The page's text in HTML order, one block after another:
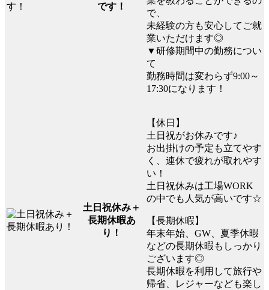
です！
で、
未経験の方も安心してご就
業いただけます◎
▼研修期間中の勤務につい
て
勤務時間は変わらず9:00～
17:30になります！
土日祝休み＋
長期休暇あ
り！
【休日】
土日祝がお休みです♪
お出掛けの予定も立てやす
く、連休で疲れが取れやす
い！
土日祝休みは工場WORK
の中でも人気が高いです☆
【長期休暇】
年末年始、GW、夏季休暇
などの長期休暇もしっかり
ございます◎
長期休暇を利用して旅行や
帰省、レジャーなども楽し